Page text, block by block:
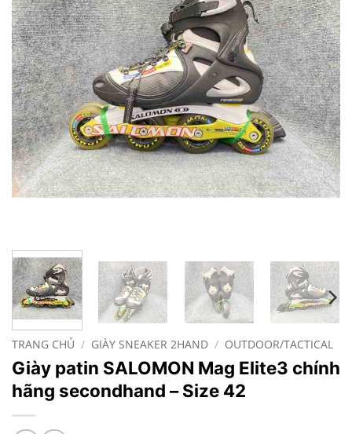
TRANG CHỦ / GIÀY SNEAKER 2HAND / OUTDOOR/TACTICAL
Giày patin SALOMON Mag Elite3 chính
hãng secondhand – Size 42